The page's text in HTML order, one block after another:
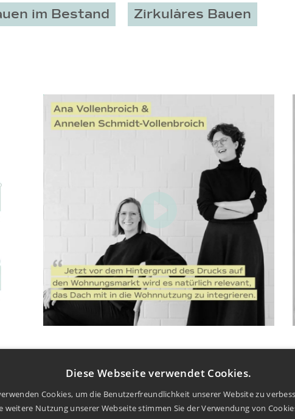
im Bestand Zirkuläres Bauen
Diese Webseite verwendet Cookies.
Cookies, um die Benutzerfreundlichkeit unserer Website zu
weitere Nutzung unserer Webseite stimmen Sie der Verwendung von